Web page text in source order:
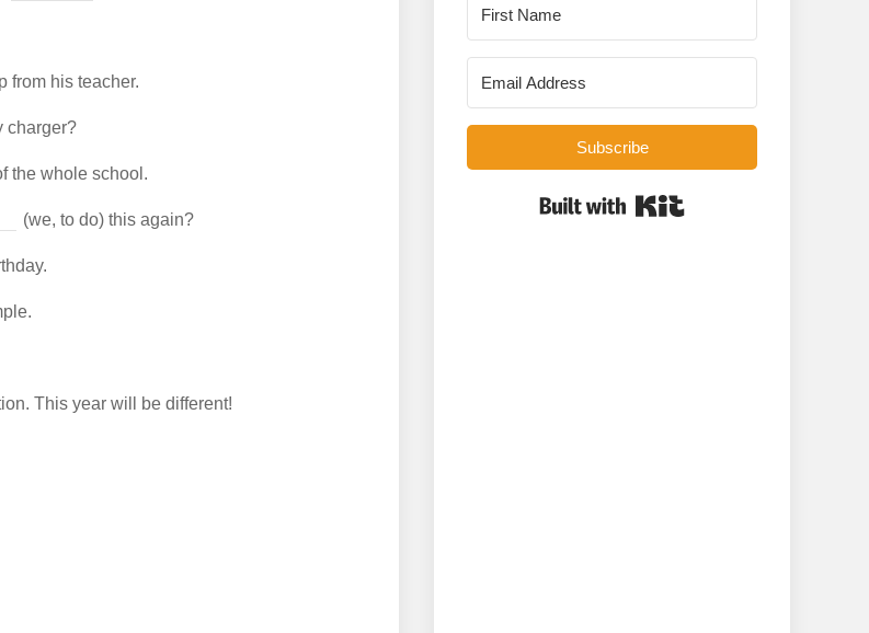
from his teacher.
charger?
the whole school.
(we, to do) this again?
This year will be different!
Subscribe